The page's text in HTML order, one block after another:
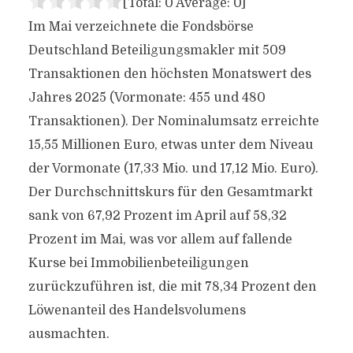
[Total: 0 Average: 0]
Im Mai verzeichnete die Fondsbörse
Deutschland Beteiligungsmakler mit 509
Transaktionen den höchsten Monatswert des
Jahres 2025 (Vormonate: 455 und 480
Transaktionen). Der Nominalumsatz erreichte
15,55 Millionen Euro, etwas unter dem Niveau
der Vormonate (17,33 Mio. und 17,12 Mio. Euro).
Der Durchschnittskurs für den Gesamtmarkt
sank von 67,92 Prozent im April auf 58,32
Prozent im Mai, was vor allem auf fallende
Kurse bei Immobilienbeteiligungen
zurückzuführen ist, die mit 78,34 Prozent den
Löwenanteil des Handelsvolumens
ausmachten.